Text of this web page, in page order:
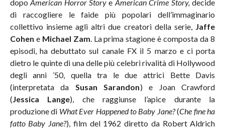
dopoAmerican Horror Story e American Crime Story,decide
di raccogliere le faide più popolari dell’immaginario
collettivo insieme agli altri due creatori della serie, Jaffe
Cohen e Michael Zam. La prima stagione è composta da 8
episodi, ha debuttato sul canale FX il 5 marzo e ci porta
dietro le quinte di una delle più celebri rivalità di Hollywood
degli anni ’50, quella tra le due attrici Bette Davis
(interpretata da Susan Sarandon) e Joan Crawford
(Jessica Lange), che raggiunse l’apice durante la
produzione di What Ever Happened to Baby Jane?(Che fine ha
fatto Baby Jane?), film del 1962 diretto da Robert Aldrich